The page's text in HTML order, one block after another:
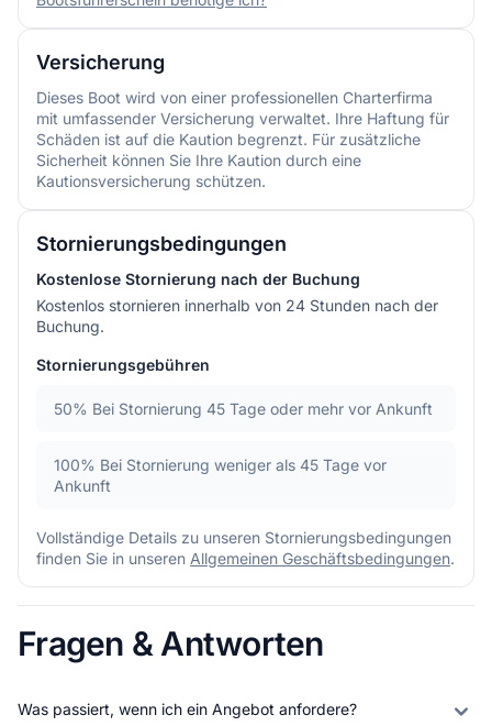
Versicherung
Dieses Boot wird von einer professionellen Charterfirma
mit umfassender Versicherung verwaltet. Ihre Haftung für
Schäden ist auf die Kaution begrenzt. Für zusätzliche
Sicherheit können Sie Ihre Kaution durch eine
Kautionsversicherung schützen.
Stornierungsbedingungen
Kostenlose Stornierung nach der Buchung
Kostenlos stornieren innerhalb von 24 Stunden nach der
Buchung.
Stornierungsgebühren
50% Bei Stornierung 45 Tage oder mehr vor Ankunft
100% Bei Stornierung weniger als 45 Tage vor
Ankunft
Vollständige Details zu unseren Stornierungsbedingungen
finden Sie in unseren Allgemeinen Geschäftsbedingungen.
Fragen & Antworten
Was passiert, wenn ich ein Angebot anfordere?